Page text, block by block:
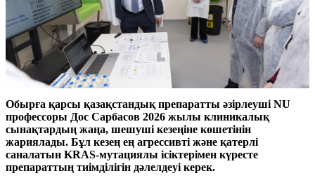
Обырға қарсы қазақстандық препаратты әзірлеуші NU
профессоры Дос Сарбасов 2026 жылы клиникалық
сынақтардың жаңа, шешуші кезеңіне көшетінін
жариялады. Бұл кезең ең агрессивті және қатерлі
саналатын KRAS-мутациялы ісіктерімен күресте
препараттың тиімділігін дәлелдеуі керек.